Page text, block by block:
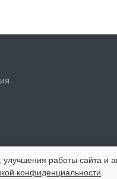
работы сайта и
конфиденциальности